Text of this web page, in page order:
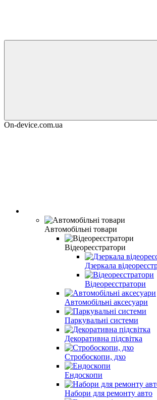
On-device.com.ua
Автомобільні товари
Відеореєстратори
Дзеркала
Відеореєстратори
Автомобільні аксесуари
Паркувальні системи
Декоративна підсвітка
Стробоскопи, дхо
Ендоскопи
Набори для ремонту авто